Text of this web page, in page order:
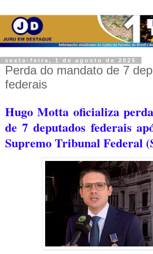
sexta-feira, 1 de agosto de 2025
Perda do mandato de 7
federais
Hugo Motta oficializa
de 7 deputados federais
Supremo Tribunal Federal